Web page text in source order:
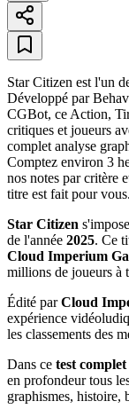
Star Citizen est l'un
Développé par
CGBot, ce Action,
critiques et joueurs
complet analyse
Comptez environ 3
nos notes par critère
titre est fait pour vous.
Star Citizen
de l'année 2025. Ce
Cloud Imperium
millions de joueurs à
Édité parCloud
expérience
les classements des
Dans ce test complet
en profondeur tous
graphismes, histoire,